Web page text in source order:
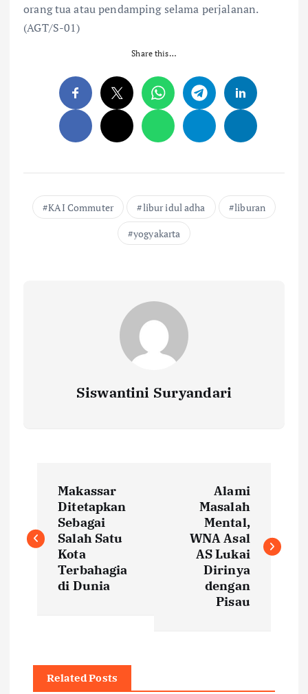
orang tua atau pendamping selama perjalanan.
(AGT/S-01)
Share this…
KAI Commuter libur idul adha
liburan
yogyakarta
Siswantini Suryandari
s
Makassar
Ditetapkan
Sebagai
Salah Satu
Kota
Terbahagia
di Dunia
Alami
Masalah
Mental,
WNA Asal
AS Lukai
Dirinya
dengan
Pisau
Related Posts